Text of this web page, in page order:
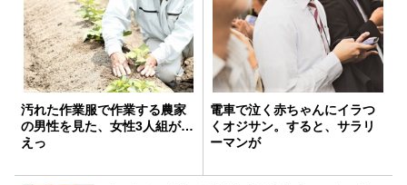
汚れた作業服で作業する農家
の男性を見た、女性3人組が…
えっ
電車で泣く赤ちゃんにイラつ
くオジサン。すると、サラリ
ーマンが